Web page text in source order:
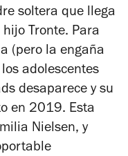
soltera que llega
Tronte. Para
(pero la engaña
adolescentes
desaparece y su
en 2019. Esta
Nielsen, y